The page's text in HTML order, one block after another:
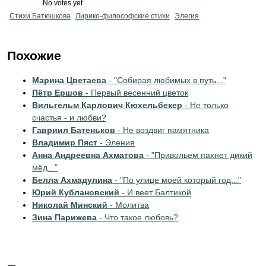
No votes yet
Стихи Батюшкова Лирико-философские стихи Элегия
Похожие
Марина Цветаева - "Собирая любимых в путь..."
Пётр Ершов - Первый весенний цветок
Вильгельм Карлович Кюхельбекер - Не только
счастья - и любви?
Гавриил Батеньков - Не воздвиг памятника
Владимир Пяст - Эления
Анна Андреевна Ахматова - "Привольем пахнет дикий
мёд..."
Белла Ахмадулина - "По улице моей который год..."
Юрий Кублановский - И веет Балтикой
Николай Минский - Молитва
Зина Парижева - Что такое любовь?